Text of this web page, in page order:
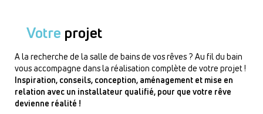
Votre projet
A la recherche de la salle de bains de vos rêves ? Au fil du bain
vous accompagne dans la réalisation complète de votre projet !
Inspiration, conseils, conception, aménagement et mise en
relation avec un installateur qualifié, pour que votre rêve
devienne réalité !